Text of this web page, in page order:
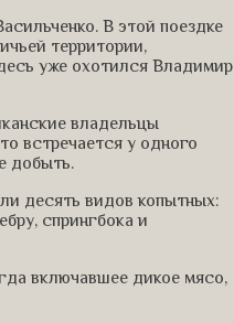
В этой поездке
территории,
уже охотился Владимир
владельцы
встречается у одного
добыть.
десять видов копытных:
спрингбока и
включавшее дикое мясо,